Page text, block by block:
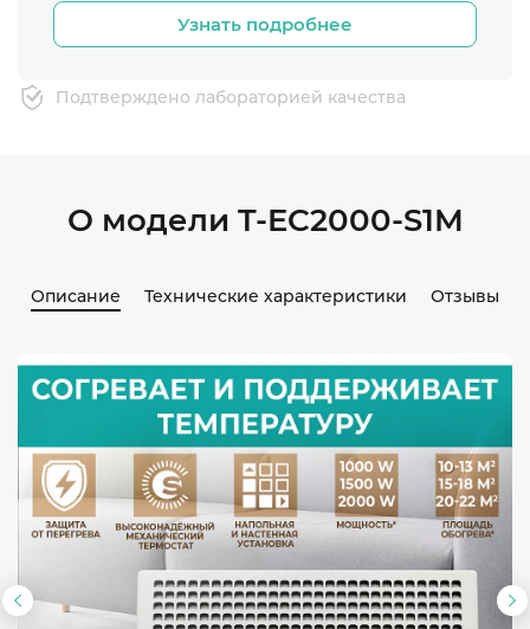
Узнать подробнее
Подтверждено лабораторией качества
О модели T-EC2000-S1M
Описание Технические характеристики Отзывы
Предыдущий